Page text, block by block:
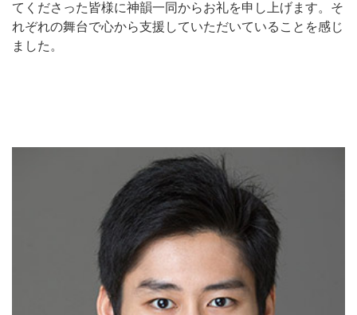
てくださった皆様に神韻一同からお礼を申し上げます。そ
れぞれの舞台で心から支援していただいていることを感じ
ました。